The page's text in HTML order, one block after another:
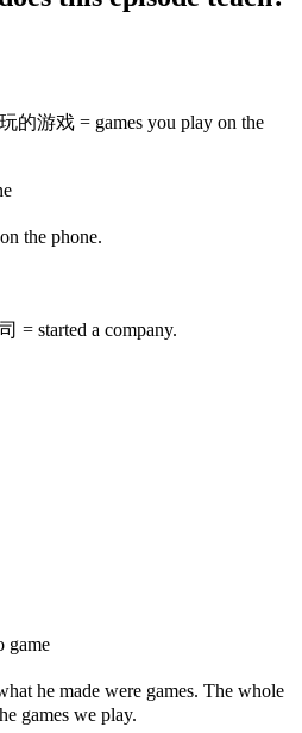
游戏 = games you play on the
the phone.
= started a company.
game
he made were games. The whole
games we play.